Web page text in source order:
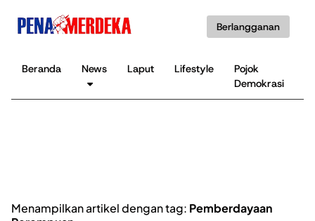
Berlangganan
Beranda News Laput Lifestyle
Pojok
Demokrasi
Menampilkan artikel dengan tag: Pemberdayaan